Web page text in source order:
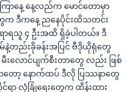
ြာနေ့ နေ့လည်က မောင်တောမှာ
က ဒီကနေ့ ညနေပိုင်းထိသတင်း
ရသူ ၄ ဦးအထိ ရှိခဲ့ပါတယ်။ ဒီ
နဲ့တည်းခိုခန်းအပြင် ဗီဒိုယိုရုံတွေ
လောင်ပျက်စီးတာတွေ လည်း ဖြစ်
တော့ နောက်ထပ် ဒီလို ပြဿနာတွေ
ရာ လုံခြုံရေးတွေက ထိန်းထား